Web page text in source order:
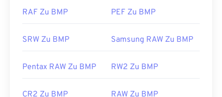
zum Öffnen von BMP-Dateien sind Adobe
Entwickelt von: Microsoft Corporation
RAF Zu BMP PEF Zu BMP
SRW Zu BMP Samsung RAW Zu BMP
Pentax RAW Zu BMP RW2 Zu BMP
CR2 Zu BMP RAW Zu BMP